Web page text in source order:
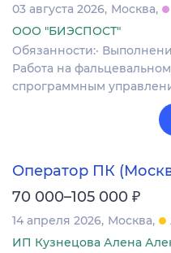
03 августа 2026 Москва
ООО "БИЭСПОСТ"
Обязанности:·
Работа на
спрограммным
Оператор ПК
70 000–105 000 ₽
14 апреля 2026 Москва
ИП Кузнецова Алена